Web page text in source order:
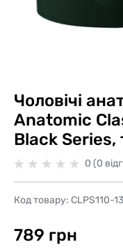
Чоловічі
Anatomic
Black
0 (0
Код товару: CLPS110-13
789 грн